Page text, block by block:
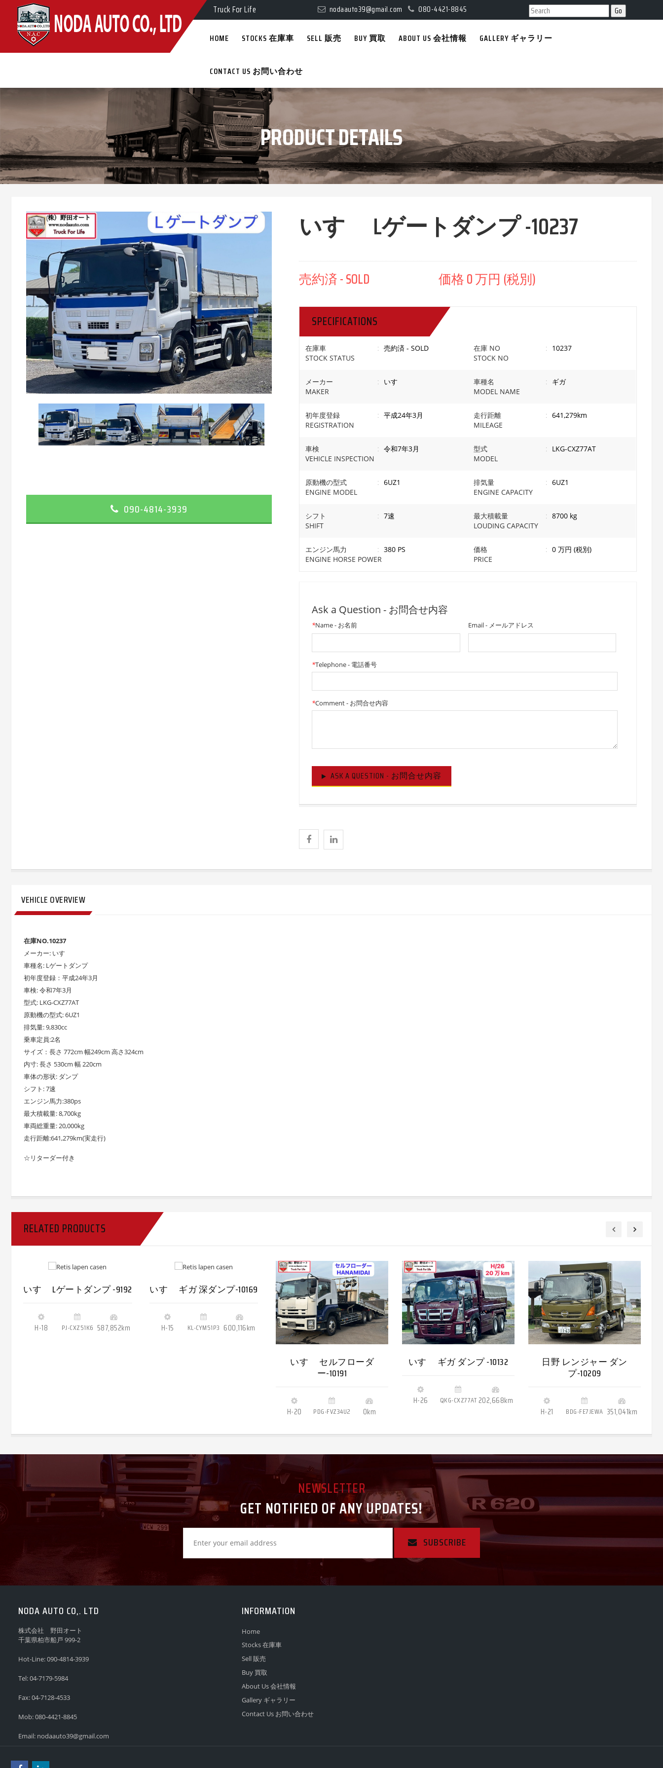
Truck For Life
Truck For Life
nodaauto39@gmail.com 080-4421-8845
HOME STOCKS 在庫車 SELL 販売 BUY 買取 ABOUT US 会社情報 GALLERY ギャラリー
CONTACT US お問い合わせ
PRODUCT DETAILS
090-4814-3939
いすゞ Lゲートダンプ -10237
売約済 - SOLD 価格 0 万円 (税別)
SPECIFICATIONS
在庫車
STOCK STATUS
: 売約済 - SOLD
在庫 NO
STOCK NO
: 10237
メーカー
MAKER
: いすゞ
車種名
MODEL NAME
: ギガ
初年度登録
REGISTRATION
: 平成24年3月
走行距離
MILEAGE
: 641,279km
車検
VEHICLE INSPECTION
: 令和7年3月
型式
MODEL
: LKG-CXZ77AT
原動機の型式
ENGINE MODEL
: 6UZ1
排気量
ENGINE CAPACITY
: 6UZ1
シフト
SHIFT
: 7速
最大積載量
LOUDING CAPACITY
: 8700 kg
エンジン馬力
ENGINE HORSE POWER
: 380 PS
価格
PRICE
: 0 万円 (税別)
Ask a Question - お問合せ内容
*Name - お名前 Email - メールアドレス
*Telephone - 電話番号
*Comment - お問合せ内容
ASK A QUESTION - お問合せ内容
VEHICLE OVERVIEW
在庫NO.10237
メーカー: いすゞ
車種名: Lゲートダンプ
初年度登録：平成24年3月
車検: 令和7年3月
型式: LKG-CXZ77AT
原動機の型式: 6UZ1
排気量: 9,830cc
乗車定員:2名
サイズ：長さ 772cm 幅249cm 高さ324cm
内寸: 長さ 530cm 幅 220cm
車体の形状: ダンプ
シフト: 7速
エンジン馬力:380ps
最大積載量: 8,700kg
車両総重量: 20,000kg
走行距離:641,279km(実走行)
☆リターダー付き
RELATED PRODUCTS
いすゞ Lゲートダンプ -9192
H-18 PJ-CXZ51K6 587,852km
いすゞ ギガ 深ダンプ-10169
H-15 KL-CYM51P3 600,116km
いすゞ セルフローダ
ー-10191
H-20 PDG-FVZ34U2 0km
いすゞ ギガ ダンプ -10132
H-26 QKG-CXZ77AT 202,668km
日野 レンジャー ダン
プ-10209
H-21 BDG-FE7JEWA 351,041km
NEWSLETTER
GET NOTIFIED OF ANY UPDATES!
SUBSCRIBE
NODA AUTO CO,. LTD
株式会社 野田オート
千葉県柏市船戸 999-2
Hot-Line:090-4814-3939
Tel:04-7179-5984
Fax:04-7128-4533
Mob:080-4421-8845
Email: nodaauto39@gmail.com
INFORMATION
Home
Stocks 在庫車
Sell 販売
Buy 買取
About Us 会社情報
Gallery ギャラリー
Contact Us お問い合わせ